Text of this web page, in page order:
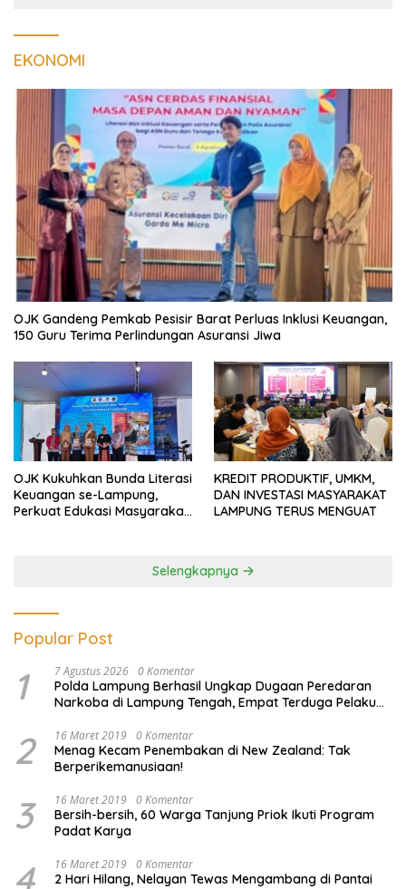
EKONOMI
OJK Gandeng Pemkab Pesisir Barat Perluas Inklusi Keuangan,
150 Guru Terima Perlindungan Asuransi Jiwa
OJK Kukuhkan Bunda Literasi
Keuangan se-Lampung,
Perkuat Edukasi Masyarakat
KREDIT PRODUKTIF, UMKM,
DAN INVESTASI MASYARAKAT
LAMPUNG TERUS MENGUAT
Selengkapnya
Popular Post
1 7 Agustus 2026 0 Komentar
Polda Lampung Berhasil Ungkap Dugaan Peredaran
Narkoba di Lampung Tengah, Empat Terduga Pelaku
2 16 Maret 2019 0 Komentar
Menag Kecam Penembakan di New Zealand: Tak
Berperikemanusiaan!
3 16 Maret 2019 0 Komentar
Bersih-bersih, 60 Warga Tanjung Priok Ikuti Program
Padat Karya
4 16 Maret 2019 0 Komentar
2 Hari Hilang, Nelayan Tewas Mengambang di Pantai